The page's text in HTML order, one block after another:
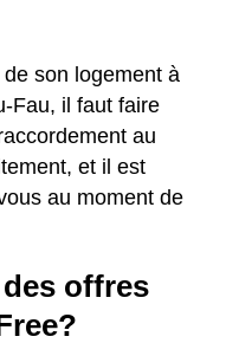
son logement à
Fau, il faut faire
au
et il est
au moment de
offres